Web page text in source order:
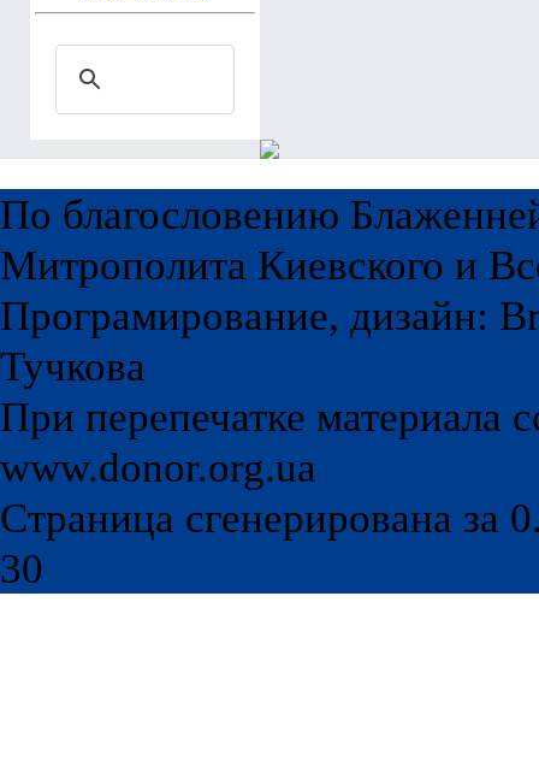
По благословению
Митрополита Киевского и
Програмирование, дизайн:
Тучкова
При перепечатке материала
www.donor.org.ua
Страница сгенерирована за
30